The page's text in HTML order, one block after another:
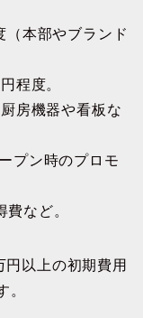
本部やブランド
程度。
房機器や看板な
ン時のプロモ
など。
以上の初期費用
。